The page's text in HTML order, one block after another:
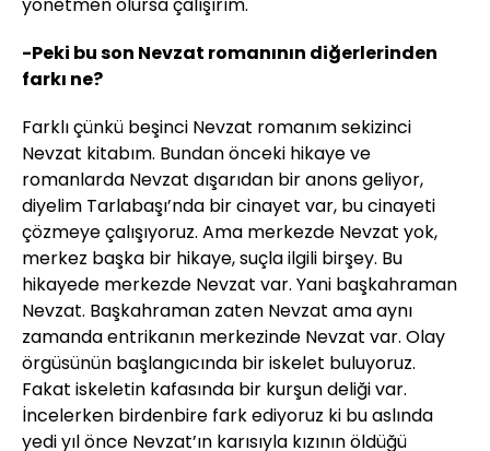
-Peki bu son Nevzat romanının diğerlerinden
farkı ne?
Farklı çünkü beşinci Nevzat romanım sekizinci
Nevzat kitabım. Bundan önceki hikaye ve
romanlarda Nevzat dışarıdan bir anons geliyor,
diyelim Tarlabaşı’nda bir cinayet var, bu cinayeti
çözmeye çalışıyoruz. Ama merkezde Nevzat yok,
merkez başka bir hikaye, suçla ilgili birşey. Bu
hikayede merkezde Nevzat var. Yani başkahraman
Nevzat. Başkahraman zaten Nevzat ama aynı
zamanda entrikanın merkezinde Nevzat var. Olay
örgüsünün başlangıcında bir iskelet buluyoruz.
Fakat iskeletin kafasında bir kurşun deliği var.
İncelerken birdenbire fark ediyoruz ki bu aslında
yedi yıl önce Nevzat’ın karısıyla kızının öldüğü